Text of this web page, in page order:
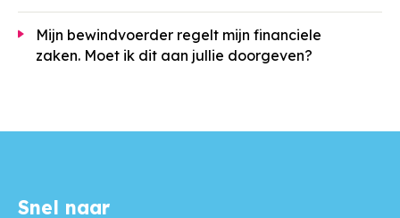
Mijn bewindvoerder regelt mijn financiele
zaken. Moet ik dit aan jullie doorgeven?
Contactinformatie
Snel naar